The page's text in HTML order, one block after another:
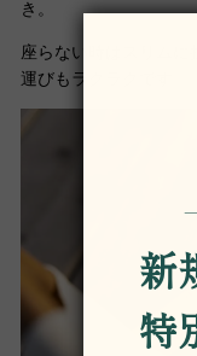
き。
座らない時はスリム
運びもラクラクです。